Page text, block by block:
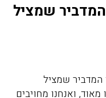
שמציל
שמציל
ואנחנו מחויבים